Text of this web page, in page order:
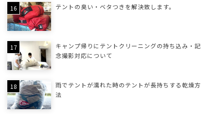
テントの臭い・ベタつきを解決致します。
キャンプ帰りにテントクリーニングの持ち込み・記
念撮影対応について
雨でテントが濡れた時のテントが長持ちする乾燥方
法